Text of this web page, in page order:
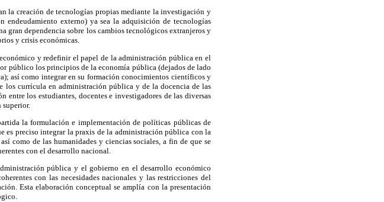
la creación de tecnologías propias mediante la investigación y
externo) ya sea la adquisición de tecnologías
gran dependencia sobre los cambios tecnológicos extranjeros y
y crisis económicas.
y redefinir el papel de la administración pública en el
público los principios de la economía pública (dejados de lado
así como integrar en su formación conocimientos científicos y
los currícula en administración pública y de la docencia de las
los estudiantes, docentes e investigadores de las diversas
la formulación e implementación de políticas públicas de
preciso integrar la praxis de la administración pública con la
como de las humanidades y ciencias sociales, a fin de que se
con el desarrollo nacional.
pública y el gobierno en el desarrollo económico
con las necesidades nacionales y las restricciones del
Esta elaboración conceptual se amplía con la presentación